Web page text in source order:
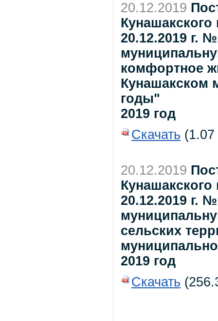
20.12.2019
20.12.2019 г.
комфортное
Кунашакском
годы"
2019 год
Скачать
20.12.2019
20.12.2019 г.
сельских
2019 год
Скачать